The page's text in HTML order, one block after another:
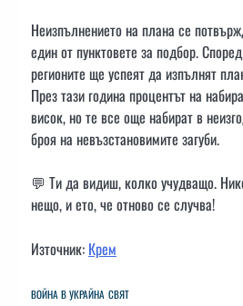
Неизпълнението на плана се
един от пунктовете за подбор.
регионите ще успеят да изпълнят
През тази година процентът на
висок, но те все още набират в
броя на невъзстановимите загуби.
💬 Ти да видиш, колко учудващо.
нещо, и ето, че отново се случва!
Източник: Крем
ВОЙНА В УКРАЙНА СВЯТ